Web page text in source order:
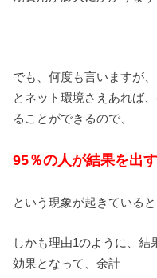
でも、何度も言いますが
とネット環境さえあれば
ることができるので、
95％の人が結果を出
という現象が起きていると
しかも理由1のように、
効果となって、余計